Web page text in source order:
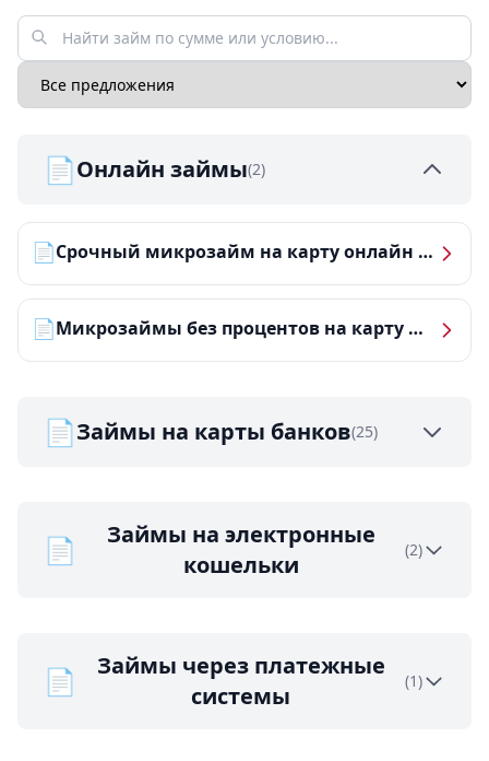
📄Онлайн займы(2)
📄 Срочный микрозайм на карту онлайн — получить деньги за 5 минут
📄 Микрозаймы без процентов на карту — ТОП-10 за 2026 год
📄Займы на карты банков(25)
📄
Займы на электронные
кошельки
(2)
📄
Займы через платежные
системы
(1)